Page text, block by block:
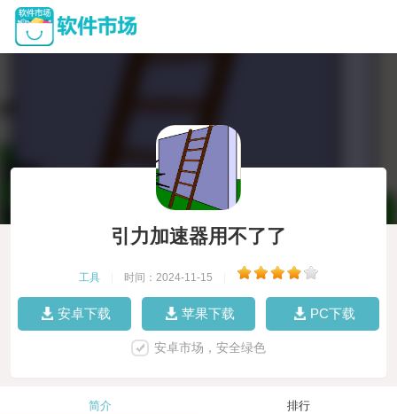
引力加速器用不了了
工具 时间：2024-11-15
安卓下载 苹果下载 PC下载
安卓市场，安全绿色
简介 排行